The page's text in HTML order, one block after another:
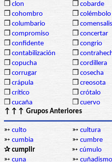
❒ clon ❒ cobarde
❒ cohombro ❒ colémbolo
❒ columbario ❒
❒ compromiso ❒ concertar
❒ confidente ❒ congrio
❒ contabilización ❒
❒ copucha ❒ cordillera
❒ corrugar ❒ cosecha
❒ crápula ❒ creosota
❒ crítico ❒ crótalo
❒ cucaña ❒ cuervo
↑↑↑ Grupos Anteriores
➳ culto ➳ cultura
➳ cumbia ➳ cumbre
✰ cumplir
➳ cúmulo
➳ cuna ➳ cuñadismo